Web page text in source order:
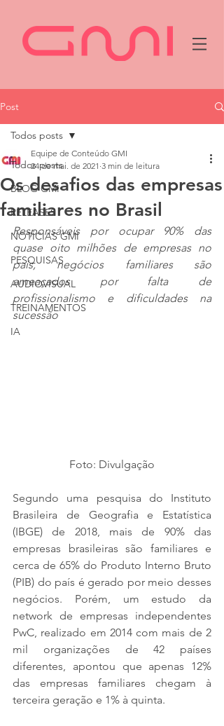
Post
Todos posts
BLOG GMI
RELEASES
NOTÍCIAS GMI
PESQUISAS
AUDIOVISUAL
TREINAMENTOS
IA
Todos posts
Os desafios das empresas
familiares no Brasil
Equipe de Conteúdo GMI
24 de mai. de 2021 3 min de leitura
Responsáveis por ocupar 90% das
quase oito milhões de empresas no
país, negócios familiares são
ameaçados por falta de
profissionalismo e dificuldades na
sucessão
Foto: Divulgação
Segundo uma pesquisa do Instituto
Brasileira de Geografia e Estatística
(IBGE) de 2018, mais de 90% das
empresas brasileiras são familiares e
cerca de 65% do Produto Interno Bruto
(PIB) do país é gerado por meio desses
negócios. Porém, um estudo da
network de empresas independentes
PwC, realizado em 2014 com mais de 2
mil organizações de 42 países
diferentes, apontou que apenas 12%
das empresas familiares chegam à
terceira geração e 1% à quinta.